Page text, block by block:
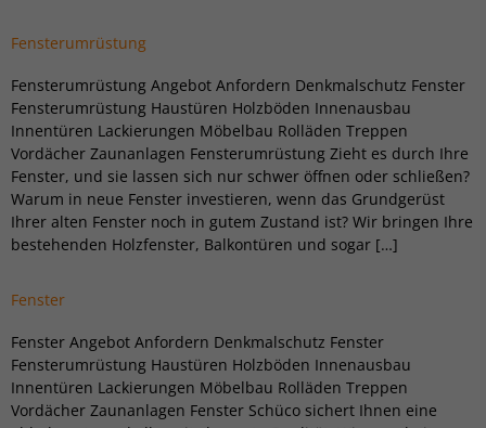
Fensterumrüstung
Fensterumrüstung Angebot Anfordern Denkmalschutz Fenster
Fensterumrüstung Haustüren Holzböden Innenausbau
Innentüren Lackierungen Möbelbau Rolläden Treppen
Vordächer Zaunanlagen Fensterumrüstung Zieht es durch Ihre
Fenster, und sie lassen sich nur schwer öffnen oder schließen?
Warum in neue Fenster investieren, wenn das Grundgerüst
Ihrer alten Fenster noch in gutem Zustand ist? Wir bringen Ihre
bestehenden Holzfenster, Balkontüren und sogar […]
Fenster
Fenster Angebot Anfordern Denkmalschutz Fenster
Fensterumrüstung Haustüren Holzböden Innenausbau
Innentüren Lackierungen Möbelbau Rolläden Treppen
Vordächer Zaunanlagen Fenster Schüco sichert Ihnen eine